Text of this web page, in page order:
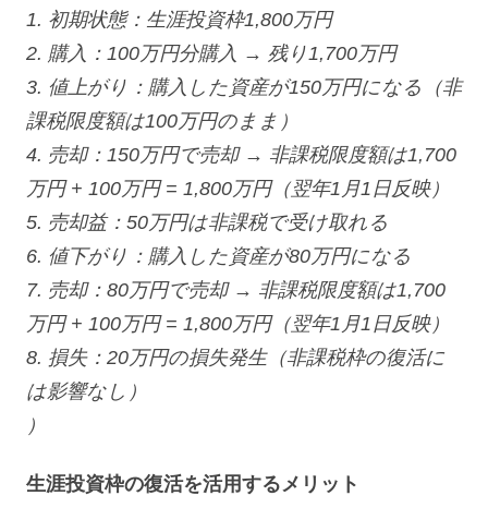
1. 初期状態：生涯投資枠1,800万円
2. 購入：100万円分購入 → 残り1,700万円
3. 値上がり：購入した資産が150万円になる（非
課税限度額は100万円のまま）
4. 売却：150万円で売却 → 非課税限度額は1,700
万円 + 100万円 = 1,800万円（翌年1月1日反映）
5. 売却益：50万円は非課税で受け取れる
6. 値下がり：購入した資産が80万円になる
7. 売却：80万円で売却 → 非課税限度額は1,700
万円 + 100万円 = 1,800万円（翌年1月1日反映）
8. 損失：20万円の損失発生（非課税枠の復活に
は影響なし）
）
生涯投資枠の復活を活用するメリット